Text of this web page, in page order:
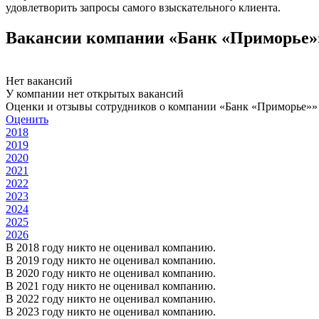
удовлетворить запросы самого взыскательного клиента.
Вакансии компании «Банк
Нет вакансий
У компании нет открытых вакансий
Оценки и отзывы сотрудников о компании «Банк «Приморье»»
Оценить
2018
2019
2020
2021
2022
2023
2024
2025
2026
В 2018 году никто не оценивал компанию.
В 2019 году никто не оценивал компанию.
В 2020 году никто не оценивал компанию.
В 2021 году никто не оценивал компанию.
В 2022 году никто не оценивал компанию.
В 2023 году никто не оценивал компанию.